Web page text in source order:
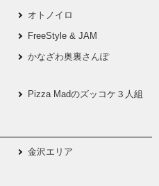
オトノイロ
FreeStyle & JAM
かなざわ奥裏さんぽ
Pizza Madのズッコケ３人組
金沢エリア